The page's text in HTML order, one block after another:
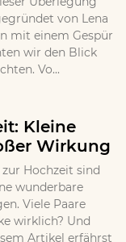
von Lena
mit einem Gespür
wir den Blick
Vo...
Kleine
Wirkung
Hochzeit sind
wunderbare
Viele Paare
wirklich? Und
Artikel erfährst